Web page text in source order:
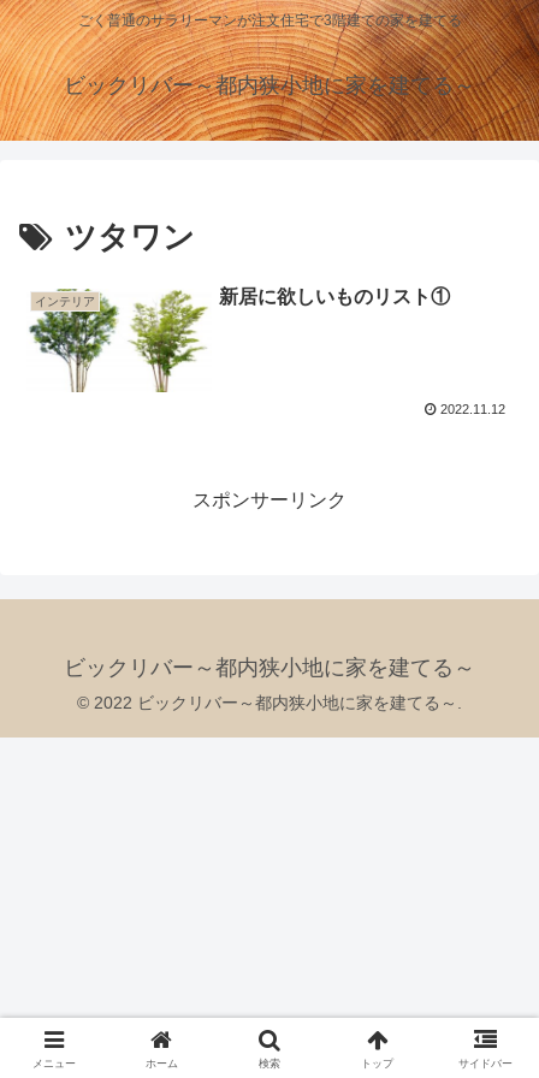
ごく普通のサラリーマンが注文住宅で3階建ての家を建てる
ビックリバー～都内狭小地に家を建てる～
ツタワン
インテリア 新居に欲しいものリスト①
2022.11.12
スポンサーリンク
ビックリバー～都内狭小地に家を建てる～
© 2022 ビックリバー～都内狭小地に家を建てる～.
メニュー ホーム 検索 トップ サイドバー